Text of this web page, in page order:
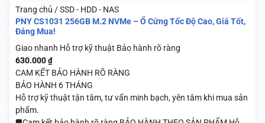
Trang chủ / SSD - HDD - NAS
PNY CS1031 256GB M.2 NVMe – Ổ Cứng Tốc Độ Cao, Giá Tốt,
Đáng Mua!
Giao nhanh Hỗ trợ kỹ thuật Bảo hành rõ ràng
630.000 ₫
CAM KẾT BẢO HÀNH RÕ RÀNG
BẢO HÀNH 6 THÁNG
Hỗ trợ kỹ thuật tận tâm, tư vấn minh bạch, yên tâm khi mua sản
phẩm.